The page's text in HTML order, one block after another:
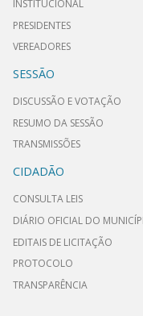
INSTITUCIONAL
PRESIDENTES
VEREADORES
SESSÃO
DISCUSSÃO E VOTAÇÃO
RESUMO DA SESSÃO
TRANSMISSÕES
CIDADÃO
CONSULTA LEIS
DIÁRIO OFICIAL DO
EDITAIS DE LICITAÇÃO
PROTOCOLO
TRANSPARÊNCIA